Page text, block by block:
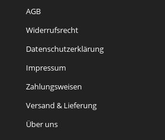
AGB
Widerrufsrecht
Datenschutzerklärung
Impressum
Zahlungsweisen
Versand & Lieferung
Über uns